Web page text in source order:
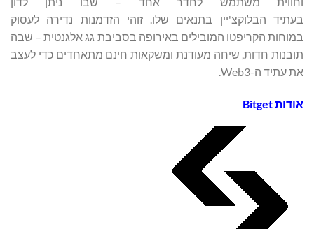
בעתיד הבלוקצ'יין בתנאים שלו. זוהי הזדמנות נדירה לעסוק
במוחות הקריפטו המובילים באירופה בסביבת גג אלגנטית – שבה
תובנות חדות, שיחה מעודנת ומשקאות חינם מתאחדים כדי לעצב
את עתיד ה-Web3.
אודותBitget